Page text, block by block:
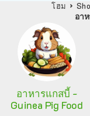
โฮม
อา
อาหารแกสบี้ -
Guinea Pig Food